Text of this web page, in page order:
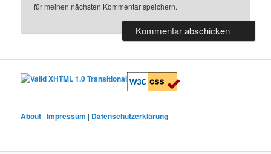
für meinen nächsten Kommentar speichern.
About |Impressum | Datenschutzerklärung